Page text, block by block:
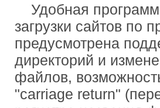
Удобная
загрузки сайтов по
предусмотрена
директорий и
файлов,
"carriage return"